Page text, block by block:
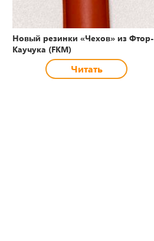
Новый резинки «Чехов» из Фтор-
Каучука (FKM)
Читать